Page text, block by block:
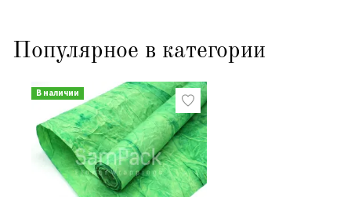
Популярное в категории
В наличии